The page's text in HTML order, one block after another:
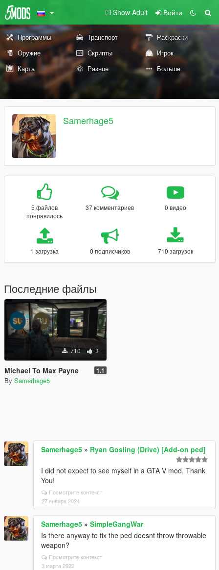
Show Adult Войти
Программы Транспорт
Раскраски
Оружие
Скрипты
Игрок
Карта
Разное Больше
Samerhage5
5 файлов
понравилось
37 комментариев 0 видео
1 загрузка 0 подписчиков 710 загрузок
Последние файлы
710 3
Michael To Max Payne 1.1
By Samerhage5
Samerhage5 » Ryan Gosling (Drive) [Add-on ped]
I did not expect to see myself in a GTA V mod. Thank
You!
Посмотрите контекст
27 января 2024
Samerhage5 » SimpleGangWar
Is there anyway to fix the ped doesnt throw throwable
weapon?
Посмотрите контекст
3 марта 2022